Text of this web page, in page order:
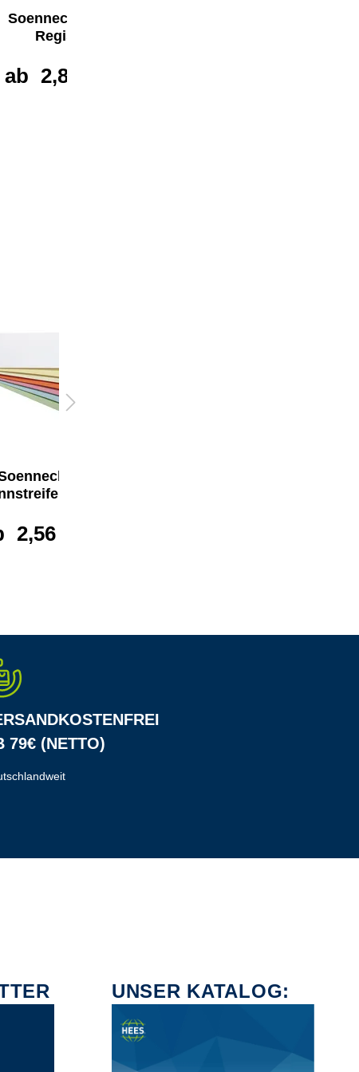
Soennecken A-Z
Register
ab 2,87 €*
oeco
2,56 €*
79€ (NETTO)
UNSER KATALOG: